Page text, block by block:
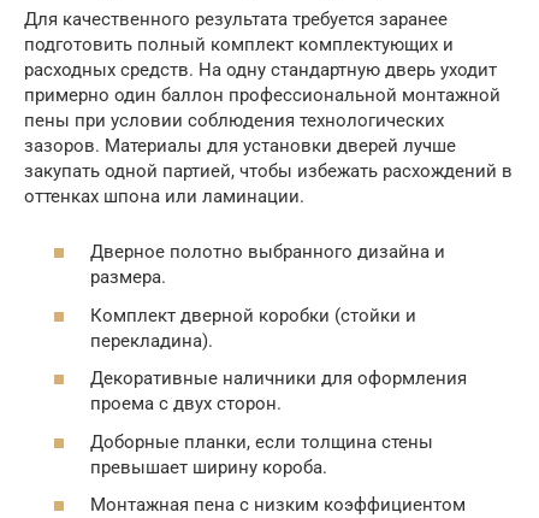
Для качественного результата требуется заранее
подготовить полный комплект комплектующих и
расходных средств. На одну стандартную дверь уходит
примерно один баллон профессиональной монтажной
пены при условии соблюдения технологических
зазоров. Материалы для установки дверей лучше
закупать одной партией, чтобы избежать расхождений в
оттенках шпона или ламинации.
Дверное полотно выбранного дизайна и
размера.
Комплект дверной коробки (стойки и
перекладина).
Декоративные наличники для оформления
проема с двух сторон.
Доборные планки, если толщина стены
превышает ширину короба.
Монтажная пена с низким коэффициентом